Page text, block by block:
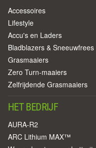
Accessoires
Lifestyle
Accu's en Laders
Bladblazers & Sneeuwfrees
Grasmaaiers
Zero Turn-maaiers
Zelfrijdende Grasmaaiers
HET BEDRIJF
AURA-R2
ARC Lithium MAX™